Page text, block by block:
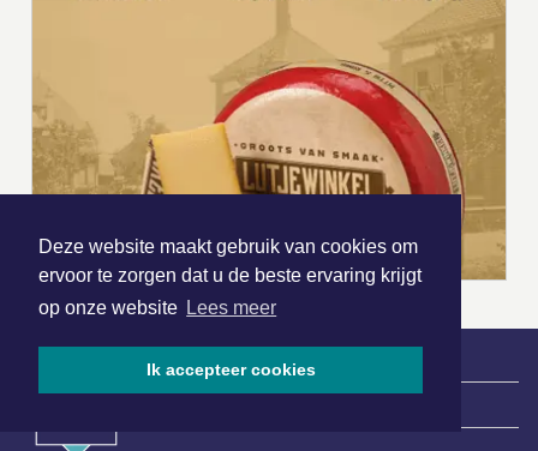
Deze website maakt gebruik van cookies om
ervoor te zorgen dat u de beste ervaring krijgt
op onze website Lees meer
Ik accepteer cookies